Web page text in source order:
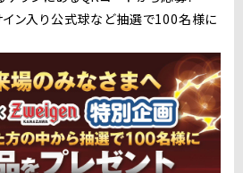
ン入り公式球など抽選で100名様に